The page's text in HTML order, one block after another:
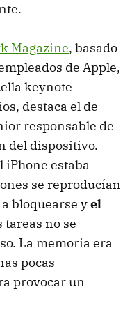
Magazine, basado
de Apple,
keynote
destaca el de
responsable de
del dispositivo.
iPhone estaba
se reproducían
bloquearse yel
tareas no se
La memoria era
pocas
provocar un